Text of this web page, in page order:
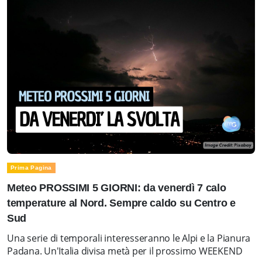
Prima Pagina
Meteo PROSSIMI 5 GIORNI: da venerdì 7 calo
temperature al Nord. Sempre caldo su Centro e
Sud
Una serie di temporali interesseranno le Alpi e la Pianura
Padana. Un'Italia divisa metà per il prossimo WEEKEND